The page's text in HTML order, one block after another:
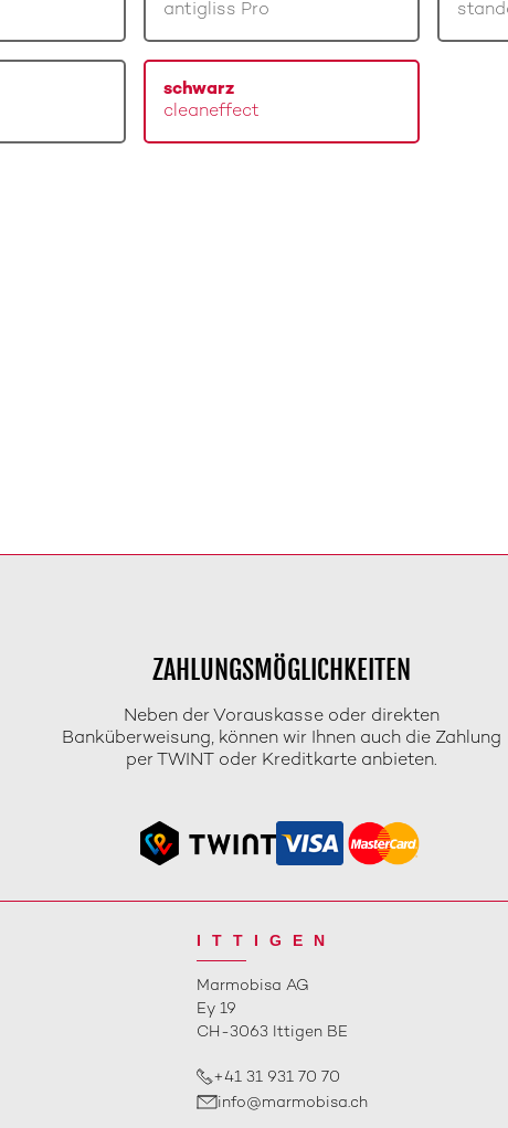
antigliss Pro
schwarz
cleaneffect
ZAHLUNGSMÖGLICHKEITEN
Neben der Vorauskasse oder direkten
Banküberweisung, können wir Ihnen auch die Zahlung
per TWINT oder Kreditkarte anbieten.
ITTIGEN
Marmobisa AG
Ey 19
CH-3063 Ittigen BE
+41 31 931 70 70
info@marmobisa.ch